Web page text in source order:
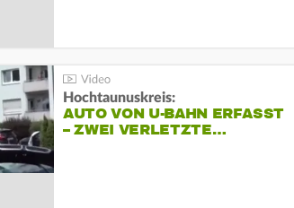
Hochtaunuskreis:
AUTO VON U-BAHN ERFASST
– ZWEI VERLETZTE…